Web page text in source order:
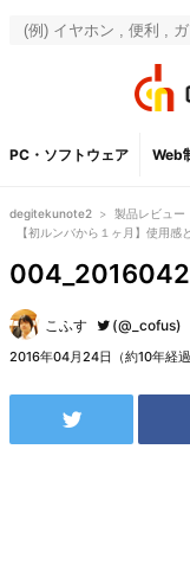
PC・ソフトウェア Web
degitekunote2 > 製品レビュー
【初ルンバから１ヶ月】使用感
こふす (@_cofus)
2016年04月24日（約10年経過